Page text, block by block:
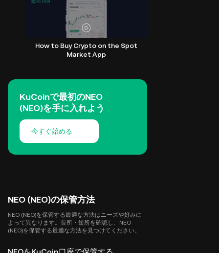
How to Buy Crypto on the Spot
Market App
KuCoinで最初のNEO
(NEO)を手に入れよう
今すぐ始める
NEO (NEO)の保管方法
NEO (NEO)を保管する最適な方法はニーズや好みに
よって異なります。長所・短所を確認し、NEO
(NEO)を保管する最適な方法を見つけてください。